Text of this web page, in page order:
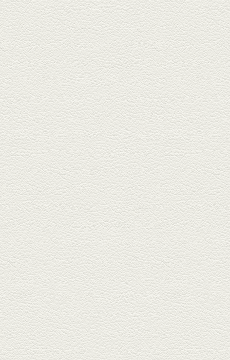
2025年5月23日放送
明太もちチーズもんじゃ
銀座中通りで深夜３時まで営業
している「もんじゃ焼きかめの
や」...
2025年5月2日放送
ミックス水餃子＆麻婆豆
腐
新水前寺駅そばの人気店「中華
料理 福来亭」へ。「しろ」ロッ
ク...
2025年4月11日放送
きびなごの塩焼き＆黒豚
しゃぶしゃぶ
春の[熊本屋台村]で昼飲みの刻。
[かごっま屋台 黒で乾杯]で「銀...
2025年3月21日放送
薩摩赤鶏のころころ焼き
＆カツオの藁焼き
三年坂通りのビル２階「焼鳥こ
ろころ」はオシャレな店構えで
炭火...
2025年2月28日放送
踊る車海老＆あか牛串 ウ
ニとキャビア乗せ
ホテル日航熊本の裏、創作串揚
げの新たな店「串ハル」へ「銀
しろ...
2025年2月7日放送
マグロのレアカツ＆合鴨